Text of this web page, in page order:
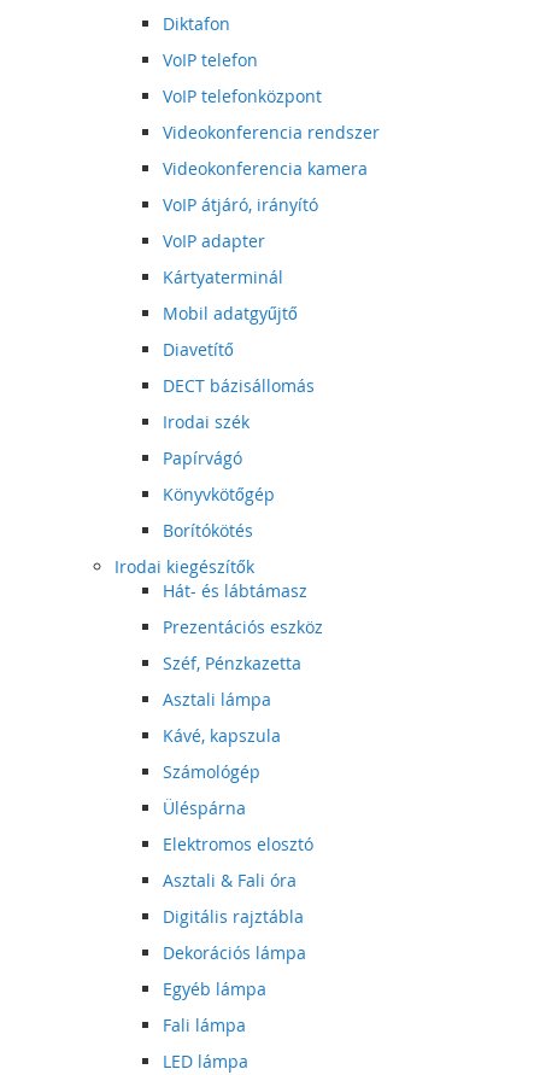
Diktafon
VoIP telefon
VoIP telefonközpont
Videokonferencia rendszer
Videokonferencia kamera
VoIP átjáró, irányító
VoIP adapter
Kártyaterminál
Mobil adatgyűjtő
Diavetítő
DECT bázisállomás
Irodai szék
Papírvágó
Könyvkötőgép
Borítókötés
Irodai kiegészítők
Hát- és lábtámasz
Prezentációs eszköz
Széf, Pénzkazetta
Asztali lámpa
Kávé, kapszula
Számológép
Üléspárna
Elektromos elosztó
Asztali & Fali óra
Digitális rajztábla
Dekorációs lámpa
Egyéb lámpa
Fali lámpa
LED lámpa